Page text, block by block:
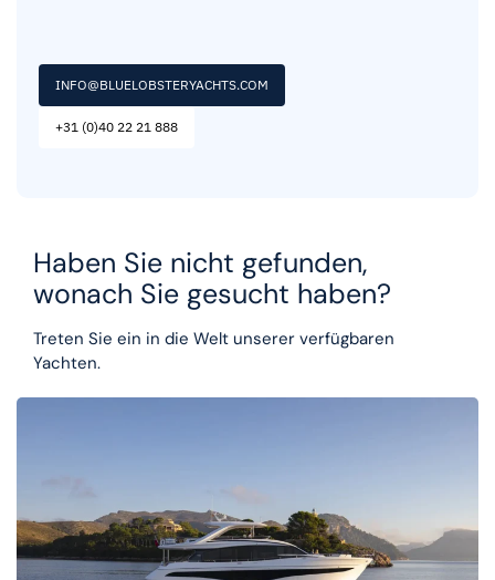
INFO@BLUELOBSTERYACHTS.COM
+31 (0)40 22 21 888
Haben Sie nicht gefunden,
wonach Sie gesucht haben?
Treten Sie ein in die Welt unserer verfügbaren
Yachten.